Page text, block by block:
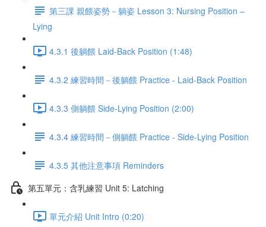
第三課 親餵姿勢－躺姿 Lesson 3: Nursing Position –
Lying
4.3.1 後躺餵 Laid-Back Position (1:48)
4.3.2 練習時間－後躺餵 Practice - Laid-Back Position
4.3.3 側躺餵 Side-Lying Position (2:00)
4.3.4 練習時間－側躺餵 Practice - Side-Lying Position
4.3.5 其他注意事項 Reminders
第五單元：含乳練習 Unit 5: Latching
單元介紹 Unit Intro (0:20)